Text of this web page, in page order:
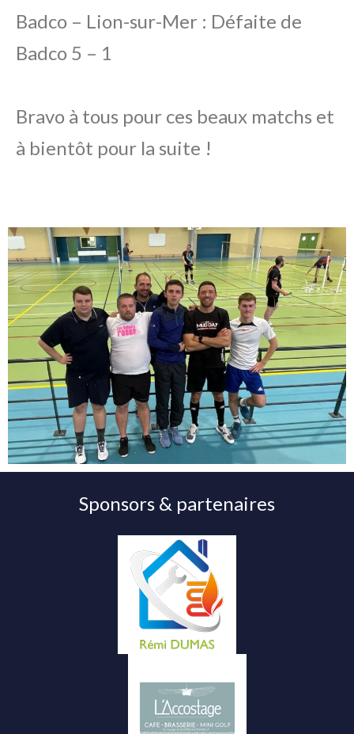
Badco – Lion-sur-Mer : Défaite de
Badco 5 – 1
Bravo à tous pour ces beaux matchs et
à bientôt pour la suite !
Sponsors & partenaires